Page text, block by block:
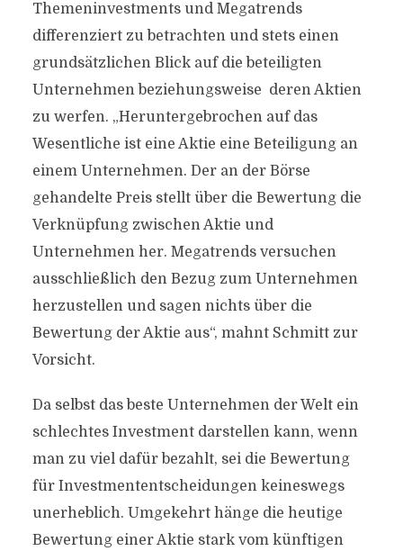
Themeninvestments und Megatrends
differenziert zu betrachten und stets einen
grundsätzlichen Blick auf die beteiligten
Unternehmen beziehungsweise deren Aktien
zu werfen. „Heruntergebrochen auf das
Wesentliche ist eine Aktie eine Beteiligung an
einem Unternehmen. Der an der Börse
gehandelte Preis stellt über die Bewertung die
Verknüpfung zwischen Aktie und
Unternehmen her. Megatrends versuchen
ausschließlich den Bezug zum Unternehmen
herzustellen und sagen nichts über die
Bewertung der Aktie aus“, mahnt Schmitt zur
Vorsicht.
Da selbst das beste Unternehmen der Welt ein
schlechtes Investment darstellen kann, wenn
man zu viel dafür bezahlt, sei die Bewertung
für Investmententscheidungen keineswegs
unerheblich. Umgekehrt hänge die heutige
Bewertung einer Aktie stark vom künftigen